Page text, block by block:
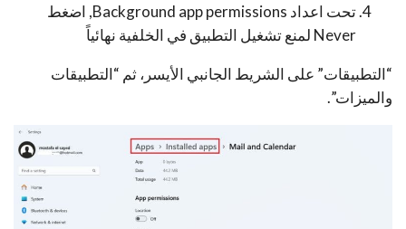
تحت اعداد Background app permissions, اضغط
Never لمنع تشغيل التطبيق في الخلفية نهائياً
“التطبيقات” على الشريط الجانبي الأيسر، ثم “التطبيقات
والميزات”.